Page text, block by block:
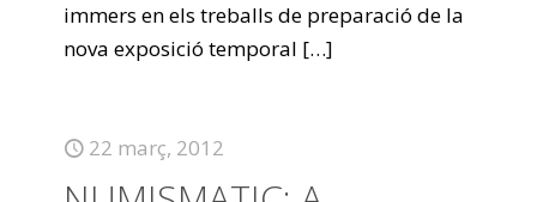
immers en els treballs de preparació de la
nova exposició temporal […]
22 març, 2012